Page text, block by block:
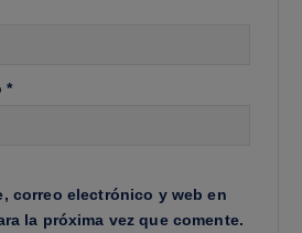
*
correo electrónico y web en
la próxima vez que comente.